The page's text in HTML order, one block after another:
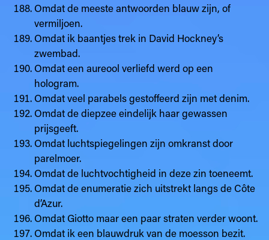
Omdat de meeste antwoorden blauw zijn, of
vermiljoen.
Omdat ik baantjes trek in David Hockney’s
zwembad.
Omdat een aureool verliefd werd op een
hologram.
Omdat veel parabels gestoffeerd zijn met denim.
Omdat de diepzee eindelijk haar gewassen
prijsgeeft.
Omdat luchtspiegelingen zijn omkranst door
parelmoer.
Omdat de luchtvochtigheid in deze zin toeneemt.
Omdat de enumeratie zich uitstrekt langs de Côte
d’Azur.
Omdat Giotto maar een paar straten verder woont.
Omdat ik een blauwdruk van de moesson bezit.